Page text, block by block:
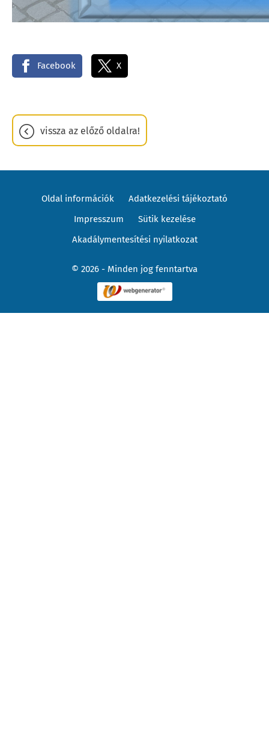
Facebook X
vissza az előző oldalra!
© 2026 - Minden jog fenntartva
Oldal információk
Adatkezelési tájékoztató
Impresszum
Sütik kezelése
Akadálymentesítési nyilatkozat